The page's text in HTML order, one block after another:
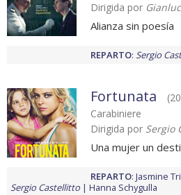
Dirigida por
Alianza sin poesía
REPARTO: Sergio
Fortunata
Carabiniere
Dirigida por Sergio
Una mujer un
REPARTO: Jasmine
Sergio Castellitto
Hanna Schygulla